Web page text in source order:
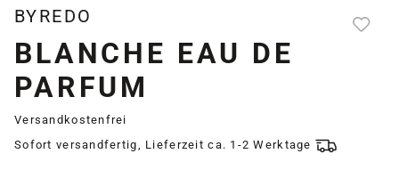
BYREDO
BLANCHE EAU DE
PARFUM
Versandkostenfrei
Sofort versandfertig, Lieferzeit ca. 1-2 Werktage